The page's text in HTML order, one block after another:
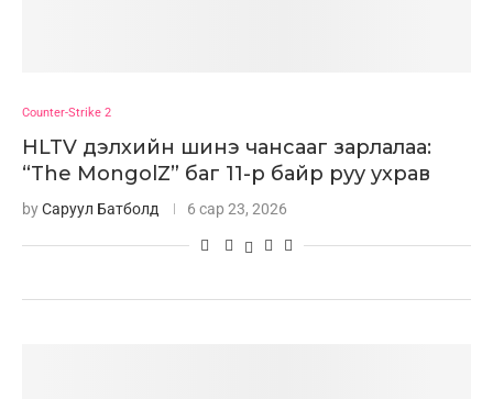
Counter-Strike 2
HLTV дэлхийн шинэ чансааг зарлалаа:
“The MongolZ” баг 11-р байр руу ухрав
byСаруул Батболд 6 сар 23, 2026